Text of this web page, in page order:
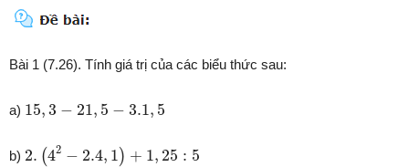
Bài 1 (7.26). Tính giá trị của các biểu thức sau:
a) 15,3 − 21, 5 − 3.1, 5
15 3 21,5 − 3.1, 5
b) 2. (42 − 2.4, 1) + 1, 25 : 5
2. 42 2.4 1 )+ 25 5